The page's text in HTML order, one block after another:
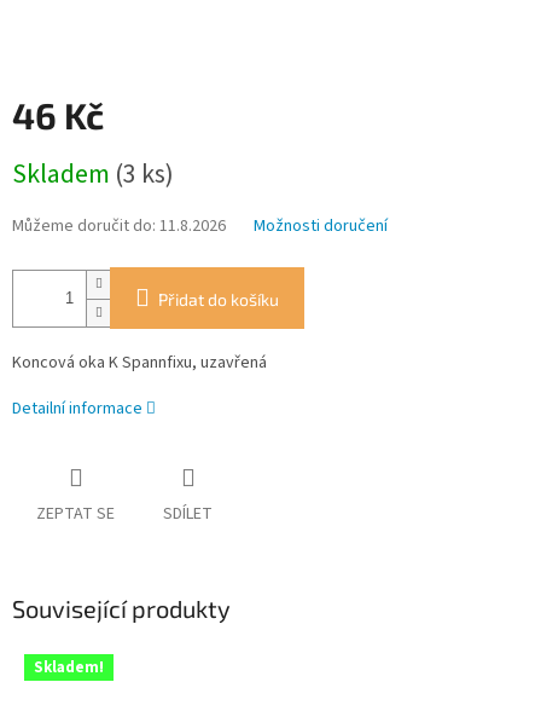
46 Kč
cena:
Skladem (3 ks)
Můžeme doručit do: 11.8.2026 Možnosti doručení
Přidat do košíku
Koncová oka K Spannfixu, uzavřená
Detailní informace
ZEPTAT SE SDÍLET
Související produkty
Skladem!